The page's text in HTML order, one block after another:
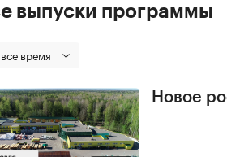
выпуски программы
время
Новое